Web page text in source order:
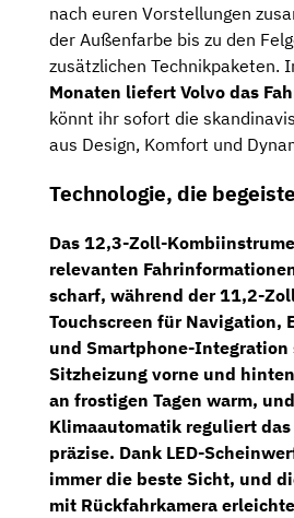
nach euren Vorstellungen
der Außenfarbe bis zu den
zusätzlichen Technikpaketen.
Monaten liefert Volvo das
könnt ihr sofort die
aus Design, Komfort und
Technologie, die
Das 12,3-Zoll-
relevanten
scharf, während der11,2-
Touchscreen für Navigation,
und Smartphone-Integration
Sitzheizung vorne und hinten
an frostigen Tagen warm,
Klimaautomatik reguliert
präzise. Dank LED-
immer die beste Sicht, und
mit Rückfahrkamera